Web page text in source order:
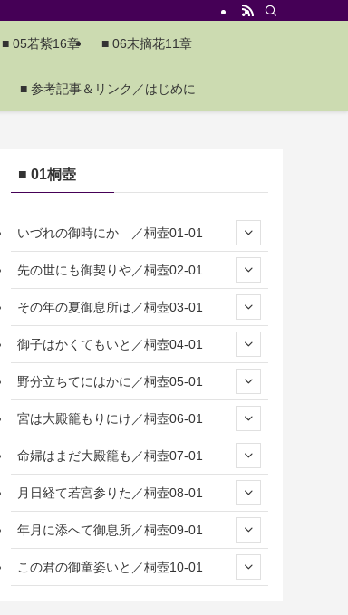
■ 05若紫16章 ■ 06末摘花11章
■ 参考記事＆リンク／はじめに
■ 01桐壺
いづれの御時にか ／桐壺01-01
先の世にも御契りや／桐壺02-01
その年の夏御息所は／桐壺03-01
御子はかくてもいと／桐壺04-01
野分立ちてにはかに／桐壺05-01
宮は大殿籠もりにけ／桐壺06-01
命婦はまだ大殿籠も／桐壺07-01
月日経て若宮参りた／桐壺08-01
年月に添へて御息所／桐壺09-01
この君の御童姿いと／桐壺10-01